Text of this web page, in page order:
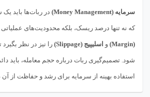
سرمایه (Money Management) در ربات‌ها باید
که نه تنها درصد ریسک، بلکه محدودیت‌های عملیاتی
(Margin) و اسلیپیج (Slippage) را نیز در نظر
شود. تصمیم‌گیری ربات درباره حجم معامله، باید
استفاده بهینه از سرمایه برای رشد و حفاظت از آن